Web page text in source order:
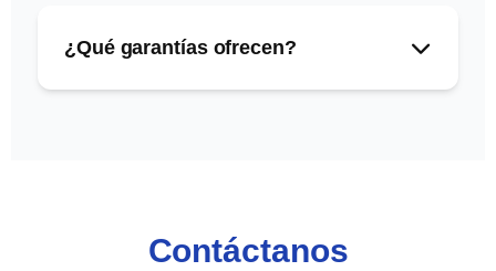
¿Qué garantías ofrecen?
Contáctanos